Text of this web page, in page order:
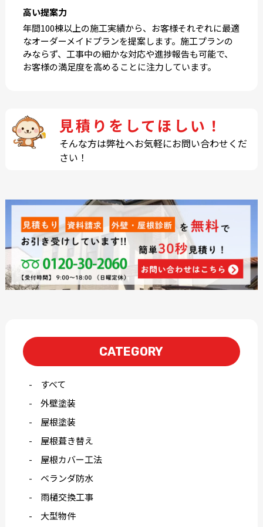
高い提案力
年間100棟以上の施工実績から、お客様それぞれに最適
なオーダーメイドプランを提案します。施工プランの
みならず、工事中の細かな対応や進捗報告も可能で、
お客様の満足度を高めることに注力しています。
見積りをしてほしい！
そんな方は弊社へお気軽にお問い合わせくだ
さい！
CATEGORY
すべて
外壁塗装
屋根塗装
屋根葺き替え
屋根カバー工法
ベランダ防水
雨樋交換工事
大型物件